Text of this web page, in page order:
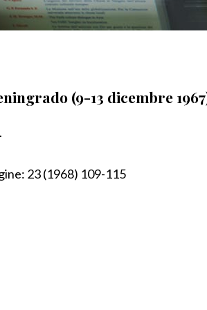
(9-13 dicembre
23 (1968) 109-115